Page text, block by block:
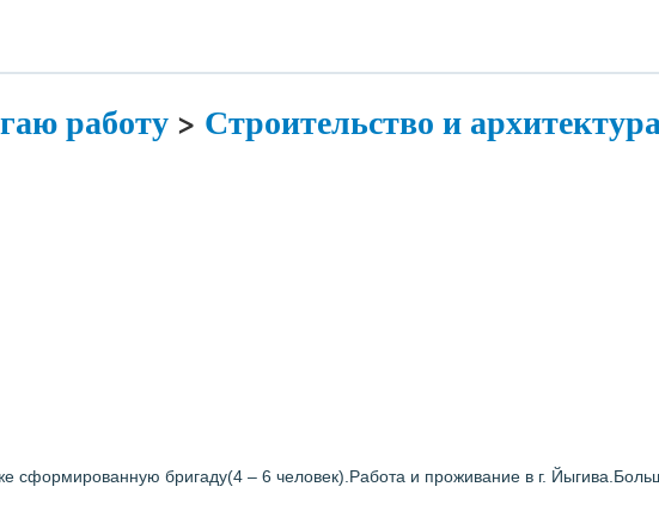
работу> Строительство и
сформированную бригаду(4 – 6 человек).Работа и проживание в г.